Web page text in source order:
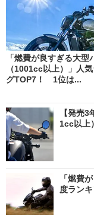
「燃費が良すぎる大型
（1001cc以上）」人
グTOP7！ 1位は...
【発売
1cc以上
「燃費
度ラン